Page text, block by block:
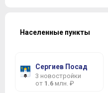
Населенные пункты
Сергиев Посад
3 новостройки
от 1.6 млн. ₽